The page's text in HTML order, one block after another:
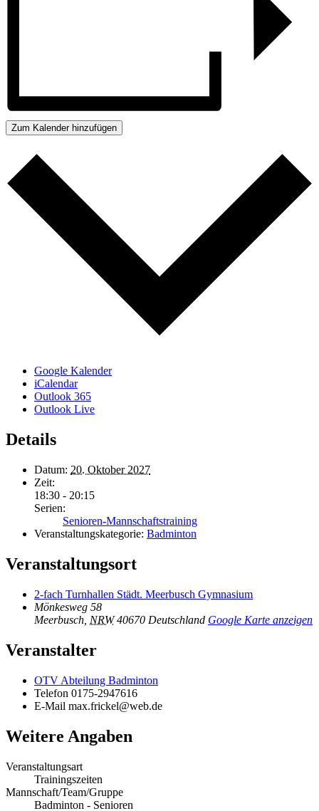
Zum Kalender hinzufügen
Google Kalender
iCalendar
Outlook 365
Outlook Live
Details
Datum: 20. Oktober 2027
Zeit:
18:30 - 20:15
Serien:
Senioren-Mannschaftstraining
Veranstaltungskategorie: Badminton
Veranstaltungsort
2-fach Turnhallen Städt. Meerbusch Gymnasium
Mönkesweg 58
Meerbusch NRW 40670 Deutschland Google Karte anzeigen
Veranstalter
OTV Abteilung Badminton
Telefon 0175-2947616
E-Mail max.frickel@web.de
Weitere Angaben
Veranstaltungsart
Trainingszeiten
Mannschaft/Team/Gruppe
Badminton - Senioren